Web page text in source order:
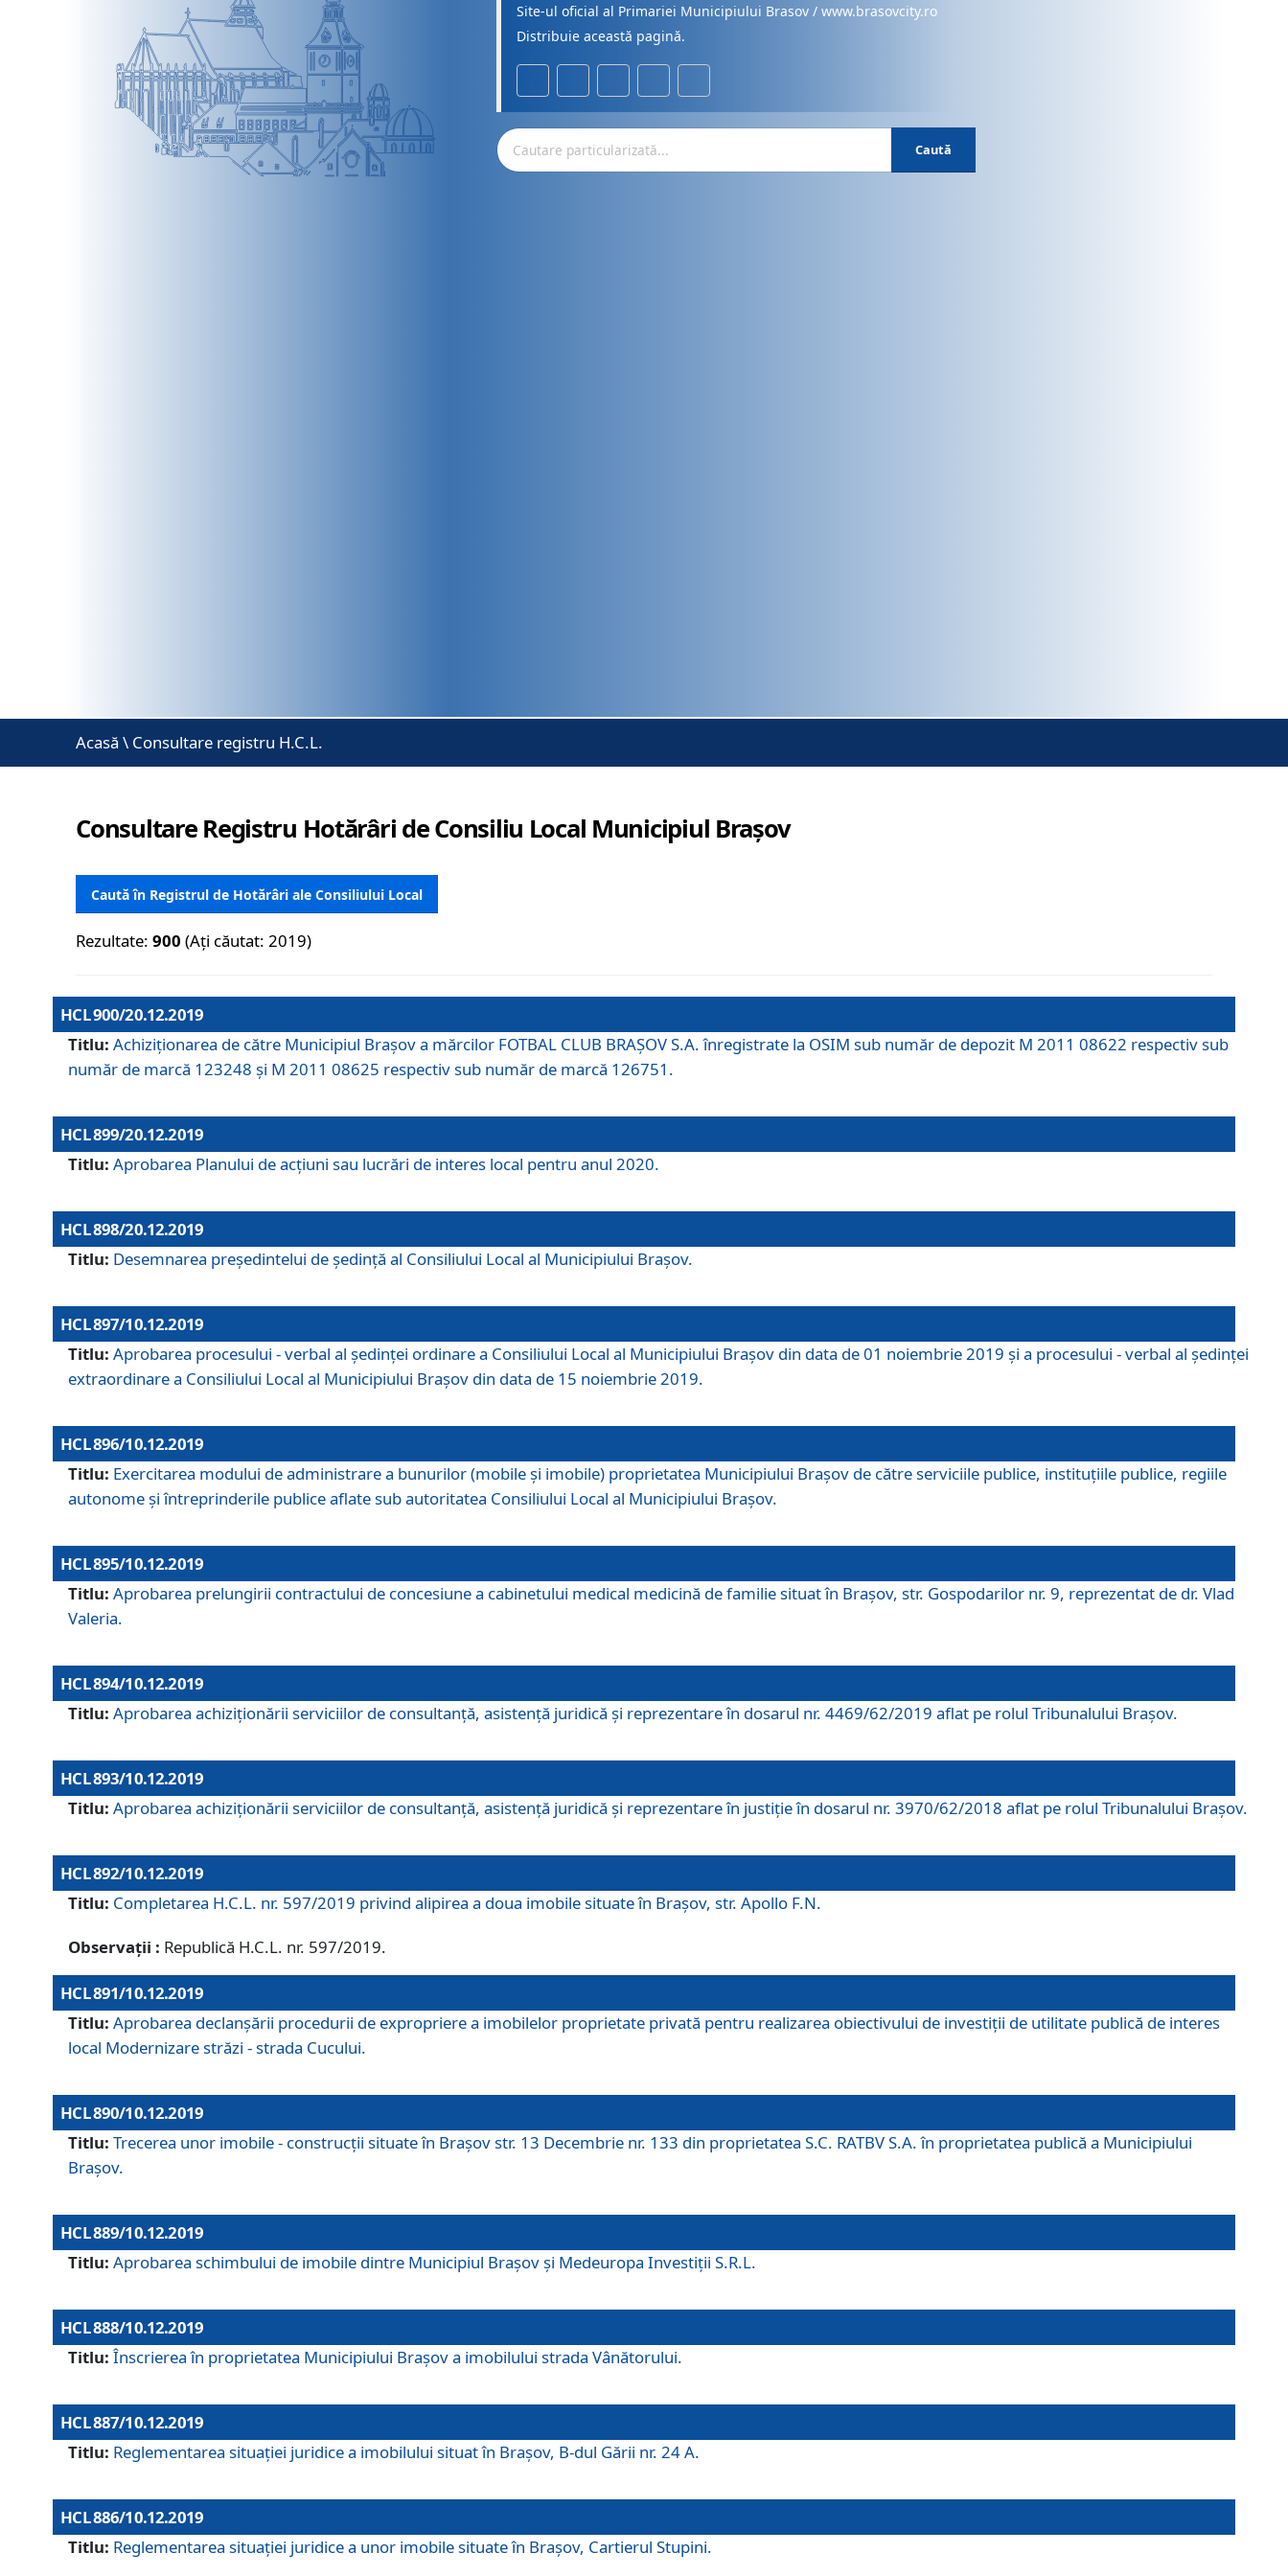
Site-ul oficial al Primariei Municipiului Brasov / www.brasovcity.ro
Distribuie această pagină.
Caută
Acasă \ Consultare registru H.C.L.
Consultare Registru Hotărâri de Consiliu Local Municipiul Brașov
Caută în Registrul de Hotărâri ale Consiliului Local
Rezultate:900 (Ați căutat: 2019)
HCL 900/20.12.2019
Titlu: Achiziționarea de către Municipiul Brașov a mărcilor FOTBAL CLUB BRAȘOV S.A. înregistrate la OSIM sub număr de depozit M 2011 08622 respectiv sub
număr de marcă 123248 și M 2011 08625 respectiv sub număr de marcă 126751.
HCL 899/20.12.2019
Titlu: Aprobarea Planului de acţiuni sau lucrări de interes local pentru anul 2020.
HCL 898/20.12.2019
Titlu: Desemnarea preşedintelui de şedinţă al Consiliului Local al Municipiului Braşov.
HCL 897/10.12.2019
Titlu: Aprobarea procesului - verbal al şedinţei ordinare a Consiliului Local al Municipiului Brașov din data de 01 noiembrie 2019 și a procesului - verbal al ședinței
extraordinare a Consiliului Local al Municipiului Brașov din data de 15 noiembrie 2019.
HCL 896/10.12.2019
Titlu: Exercitarea modului de administrare a bunurilor (mobile și imobile) proprietatea Municipiului Brașov de către serviciile publice, instituțiile publice, regiile
autonome și întreprinderile publice aflate sub autoritatea Consiliului Local al Municipiului Brașov.
HCL 895/10.12.2019
Titlu: Aprobarea prelungirii contractului de concesiune a cabinetului medical medicină de familie situat în Braşov, str. Gospodarilor nr. 9, reprezentat de dr. Vlad
Valeria.
HCL 894/10.12.2019
Titlu: Aprobarea achiziţionării serviciilor de consultanţă, asistenţă juridică şi reprezentare în dosarul nr. 4469/62/2019 aflat pe rolul Tribunalului Braşov.
HCL 893/10.12.2019
Titlu: Aprobarea achiziţionării serviciilor de consultanţă, asistenţă juridică şi reprezentare în justiţie în dosarul nr. 3970/62/2018 aflat pe rolul Tribunalului Braşov.
HCL 892/10.12.2019
Titlu: Completarea H.C.L. nr. 597/2019 privind alipirea a doua imobile situate în Brașov, str. Apollo F.N.
Observații : Republică H.C.L. nr. 597/2019.
HCL 891/10.12.2019
Titlu: Aprobarea declanșării procedurii de expropriere a imobilelor proprietate privată pentru realizarea obiectivului de investiții de utilitate publică de interes
local Modernizare străzi - strada Cucului.
HCL 890/10.12.2019
Titlu: Trecerea unor imobile - construcții situate în Brașov str. 13 Decembrie nr. 133 din proprietatea S.C. RATBV S.A. în proprietatea publică a Municipiului
Brașov.
HCL 889/10.12.2019
Titlu: Aprobarea schimbului de imobile dintre Municipiul Brașov și Medeuropa Investiții S.R.L.
HCL 888/10.12.2019
Titlu: Înscrierea în proprietatea Municipiului Braşov a imobilului strada Vânătorului.
HCL 887/10.12.2019
Titlu: Reglementarea situației juridice a imobilului situat în Brașov, B-dul Gării nr. 24 A.
HCL 886/10.12.2019
Titlu: Reglementarea situaţiei juridice a unor imobile situate în Braşov, Cartierul Stupini.